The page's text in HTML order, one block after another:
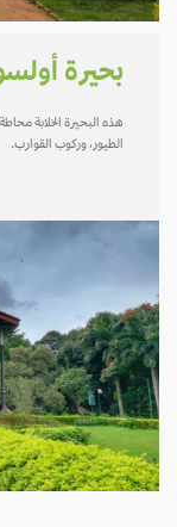
بحيرة أولسور
هذه البحيرة الخلابة محاطة
الطيور، وركوب القوارب.